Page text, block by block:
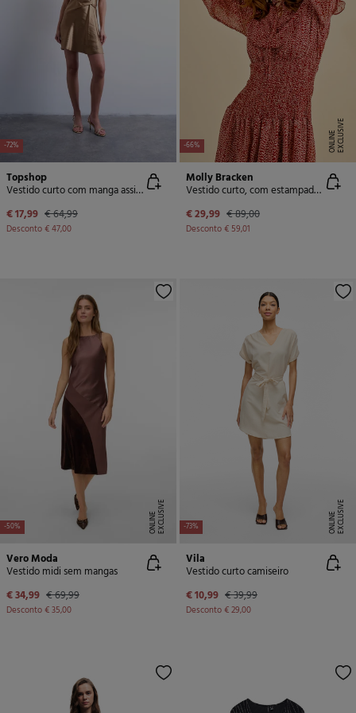
-72%
Topshop
Vestido curto com manga assimétricas
€ 17,99 € 64,99
Desconto€ 47,00
-66% E
X
C
L
U
SI
V
E
O
N
LI
N
E
Molly Bracken
Vestido curto, com estampado e babados.
€ 29,99 € 89,00
Desconto€ 59,01
-50% E
X
C
L
U
SI
V
E
O
N
LI
N
E
Vero Moda
Vestido midi sem mangas
€ 34,99 € 69,99
Desconto€ 35,00
-73% E
X
C
L
U
SI
V
E
O
N
LI
N
E
Vila
Vestido curto camiseiro
€ 10,99 € 39,99
Desconto€ 29,00